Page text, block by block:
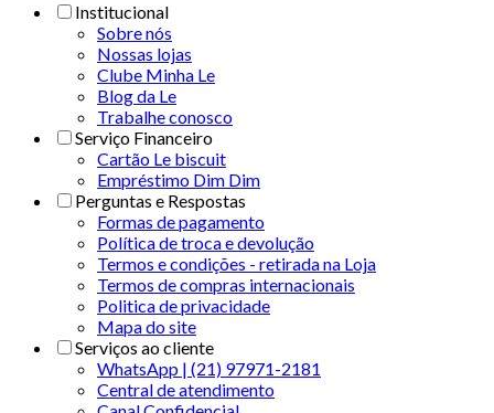
Institucional
Sobre nós
Nossas lojas
Clube Minha Le
Blog da Le
Trabalhe conosco
Serviço Financeiro
Cartão Le biscuit
Empréstimo Dim Dim
Perguntas e Respostas
Formas de pagamento
Política de troca e devolução
Termos e condições - retirada na Loja
Termos de compras internacionais
Politica de privacidade
Mapa do site
Serviços ao cliente
WhatsApp | (21) 97971-2181
Central de atendimento